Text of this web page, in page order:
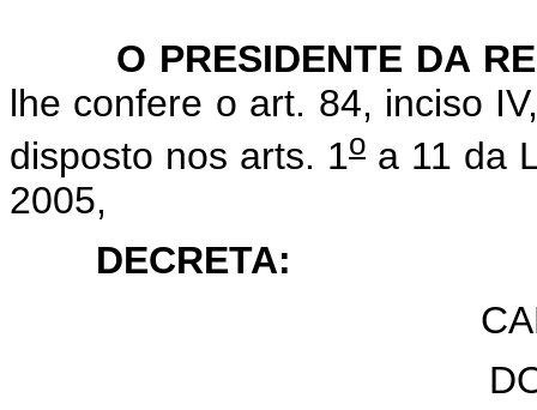
O PRESIDENTE DA
lhe confere o art. 84, inciso
disposto nos arts. 1o a 11 da
2005,
DECRETA: